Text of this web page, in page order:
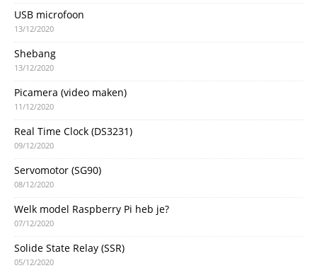
USB microfoon
13/12/2020
Shebang
13/12/2020
Picamera (video maken)
11/12/2020
Real Time Clock (DS3231)
09/12/2020
Servomotor (SG90)
08/12/2020
Welk model Raspberry Pi heb je?
07/12/2020
Solide State Relay (SSR)
05/12/2020